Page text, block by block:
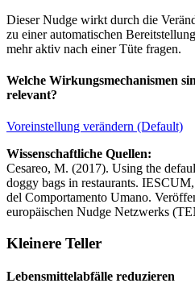
Dieser Nudge wirkt durch die
zu einer automatischen
mehr aktiv nach einer Tüte fragen.
Welche Wirkungsmechanismen
relevant?
Voreinstellung verändern (Default)
Wissenschaftliche Quellen:
Cesareo, M. (2017). Using the
doggy bags in restaurants.
del Comportamento Umano.
europäischen Nudge Netzwerks
Kleinere Teller
Lebensmittelabfälle reduzieren